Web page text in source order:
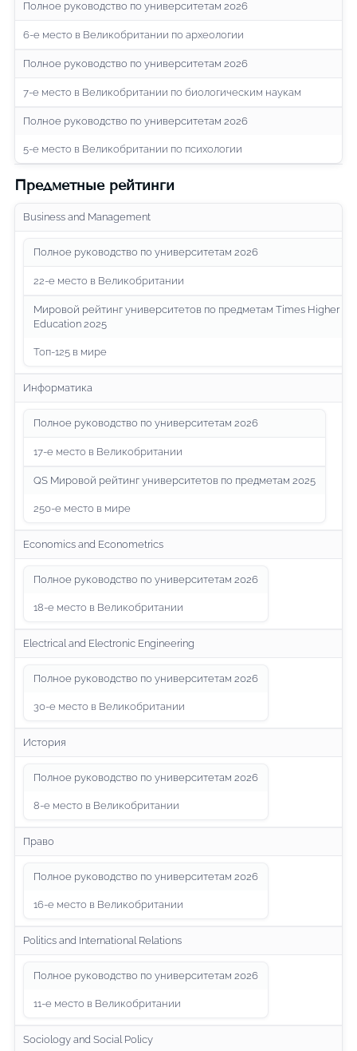
Полное руководство по университетам 2026
6-е место в Великобритании по археологии
Полное руководство по университетам 2026
7-е место в Великобритании по биологическим наукам
Полное руководство по университетам 2026
5-е место в Великобритании по психологии
Предметные рейтинги
Business and Management
Полное руководство по университетам 2026
22-е место в Великобритании
Мировой рейтинг университетов по предметам Times Higher
Education 2025
Топ-125 в мире
Информатика
Полное руководство по университетам 2026
17-е место в Великобритании
QS Мировой рейтинг университетов по предметам 2025
250-е место в мире
Economics and Econometrics
Полное руководство по университетам 2026
18-е место в Великобритании
Electrical and Electronic Engineering
Полное руководство по университетам 2026
30-е место в Великобритании
История
Полное руководство по университетам 2026
8-е место в Великобритании
Право
Полное руководство по университетам 2026
16-е место в Великобритании
Politics and International Relations
Полное руководство по университетам 2026
11-е место в Великобритании
Sociology and Social Policy